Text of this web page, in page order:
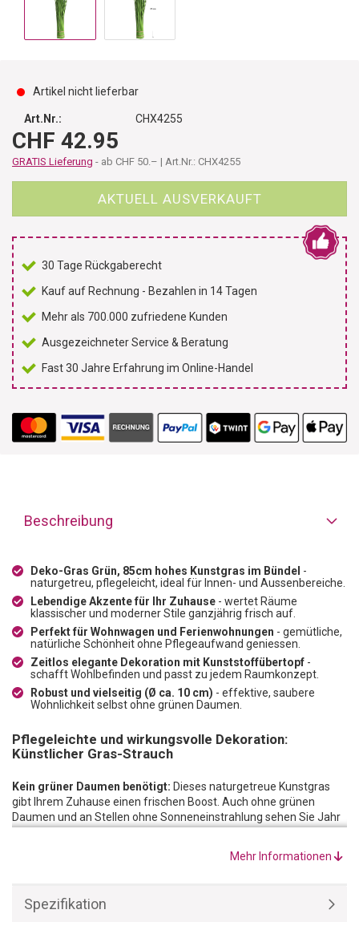
Artikel nicht lieferbar
Art.Nr.: CHX4255
CHF 42.95
GRATIS Lieferung - ab CHF 50.– | Art.Nr.: CHX4255
AKTUELL AUSVERKAUFT
30 Tage Rückgaberecht
Kauf auf Rechnung - Bezahlen in 14 Tagen
Mehr als 700.000 zufriedene Kunden
Ausgezeichneter Service & Beratung
Fast 30 Jahre Erfahrung im Online-Handel
Beschreibung
Deko-Gras Grün, 85cm hohes Kunstgras im Bündel -
naturgetreu, pflegeleicht, ideal für Innen- und Aussenbereiche.
Lebendige Akzente für Ihr Zuhause - wertet Räume
klassischer und moderner Stile ganzjährig frisch auf.
Perfekt für Wohnwagen und Ferienwohnungen - gemütliche,
natürliche Schönheit ohne Pflegeaufwand geniessen.
Zeitlos elegante Dekoration mit Kunststoffübertopf -
schafft Wohlbefinden und passt zu jedem Raumkonzept.
Robust und vielseitig (Ø ca. 10 cm) - effektive, saubere
Wohnlichkeit selbst ohne grünen Daumen.
Pflegeleichte und wirkungsvolle Dekoration:
Künstlicher Gras-Strauch
Kein grüner Daumen benötigt: Dieses naturgetreue Kunstgras
gibt Ihrem Zuhause einen frischen Boost. Auch ohne grünen
Daumen und an Stellen ohne Sonneneinstrahlung sehen Sie Jahr
Der Natur nachempfunden weist
klassischen oder modernen Stil auf. Mit jeder Farbe kombinierbar,
passt sich dieses Dekogras jedes Raumkonzept an.
Mehr Informationen
Spezifikation